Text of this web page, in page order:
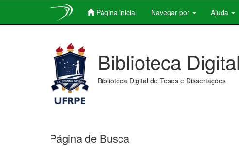
Página inicial Navegar por Ajuda
Biblioteca
Biblioteca Digital de Teses e Dissertações
Página de Busca